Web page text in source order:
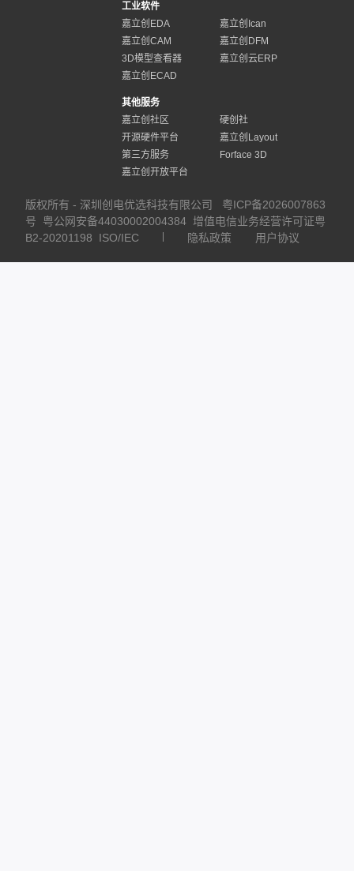
工业软件
嘉立创EDA
嘉立创Ican
嘉立创CAM
嘉立创DFM
3D模型查看器
嘉立创云ERP
嘉立创ECAD
其他服务
嘉立创社区
硬创社
开源硬件平台
嘉立创Layout
第三方服务
Forface 3D
嘉立创开放平台
版权所有 - 深圳创电优选科技有限公司
粤ICP备2026007863
号
粤公网安备44030002004384 增值电信业务经营许可证粤
B2-20201198
ISO/IEC 隐私政策 用户协议